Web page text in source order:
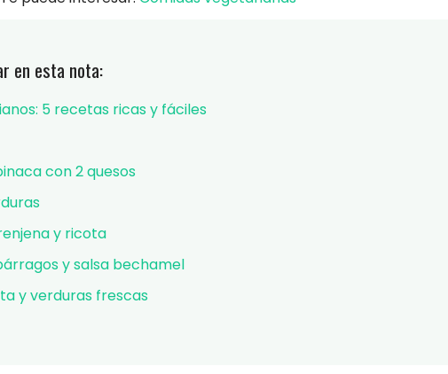
en esta nota:
5 recetas ricas y fáciles
con 2 quesos
y ricota
y salsa bechamel
y verduras frescas